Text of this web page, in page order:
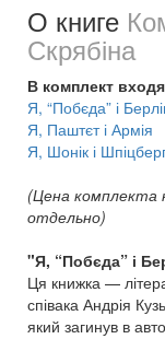
О книге
Скрябіна
В комплект
Я, “Побєда” і
Я, Паштєт і Армія
Я, Шонік і
(Цена комплекта
отдельно)
"Я, “Побєда” і
Ця книжка —
співака Андрія
який загинув в